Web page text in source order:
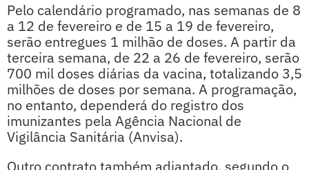
Pelo calendário programado, nas semanas de 8
a 12 de fevereiro e de 15 a 19 de fevereiro,
serão entregues 1 milhão de doses. A partir da
terceira semana, de 22 a 26 de fevereiro, serão
700 mil doses diárias da vacina, totalizando 3,5
milhões de doses por semana. A programação,
no entanto, dependerá do registro dos
imunizantes pela Agência Nacional de
Vigilância Sanitária (Anvisa).
Outro contrato também adiantado, segundo o